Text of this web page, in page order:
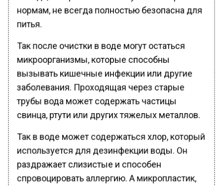
нормам, не всегда полностью безопасна для
питья.
Так после очистки в воде могут остаться
микроорганизмы, которые способны
вызывать кишечные инфекции или другие
заболевания. Проходящая через старые
трубы вода может содержать частицы
свинца, ртути или других тяжелых металлов.
Так в воде может содержаться хлор, который
используется для дезинфекции воды. Он
раздражает слизистые и способен
спровоцировать аллергию. А микропластик,